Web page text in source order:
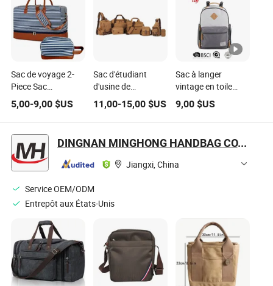
Sac de voyage 2-
Piece Sac
d'embarquement
en toile Sac de
cabine grande
capacité pour
chaussures Voyage
de courte durée Sac
de sport
5,00-9,00 $US
Sac d'étudiant
d'usine de
Guangzhou, sac
fourre-tout,
pochette, bagage,
portable, sac de
voyage, sac en
coton, mode en
toile, cuir, sac à dos
11,00-15,00$US
Sac à langer
vintage en toile
classique grande
capacité
9,00$US
DINGNAN MINGHONG HANDBAG CO., LTD.
Jiangxi, China
Service OEM/ODM
Entrepôt aux États-Unis